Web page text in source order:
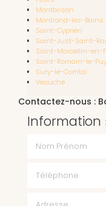
Montbrison
Montrond-les-Bains
Saint-Cyprien
Saint-Just-Saint-
Saint-Marcellin-en-
Saint-Romain-le-
Sury-le-Comtal
Veauche
Contactez-nous :
Information